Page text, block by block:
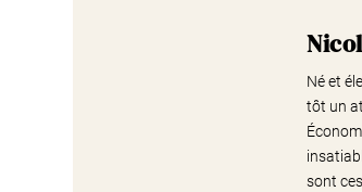
Né et
tôt un
sont